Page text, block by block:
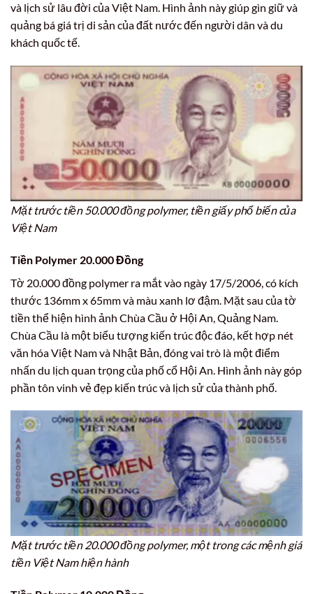
và lịch sử lâu đời của Việt Nam. Hình ảnh này giúp gìn giữ và
quảng bá giá trị di sản của đất nước đến người dân và du
khách quốc tế.
Mặt trước tiền 50.000 đồng polymer, tiền giấy phổ biến của
Việt Nam
Tiền Polymer 20.000 Đồng
Tờ 20.000 đồng polymer ra mắt vào ngày 17/5/2006, có kích
thước 136mm x 65mm và màu xanh lơ đậm. Mặt sau của tờ
tiền thể hiện hình ảnh Chùa Cầu ở Hội An, Quảng Nam.
Chùa Cầu là một biểu tượng kiến trúc độc đáo, kết hợp nét
văn hóa Việt Nam và Nhật Bản, đóng vai trò là một điểm
nhấn du lịch quan trọng của phố cổ Hội An. Hình ảnh này góp
phần tôn vinh vẻ đẹp kiến trúc và lịch sử của thành phố.
Mặt trước tiền 20.000 đồng polymer, một trong các mệnh giá
tiền Việt Nam hiện hành